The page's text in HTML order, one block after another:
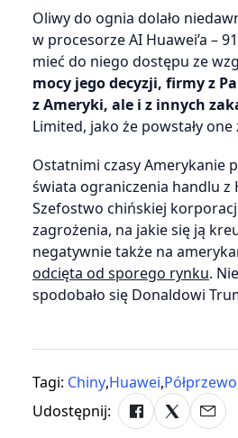
Oliwy do ognia dolało
w procesorze AI Huawei’a –
mieć do niego dostępu ze
mocy jego decyzji, firmy z
z Ameryki, ale i z innych
Limited, jako że powstały
Ostatnimi czasy Amerykanie
świata ograniczenia handlu z
Szefostwo chińskiej
zagrożenia, na jakie się ją
negatywnie także na
odcięta od sporego rynku.
spodobało się Donaldowi
Tagi: Chiny,Huawei,
Udostępnij: